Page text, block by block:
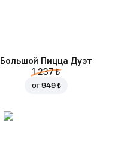
Большой Пицца Дуэт
1 237 ₺
от949 ₺